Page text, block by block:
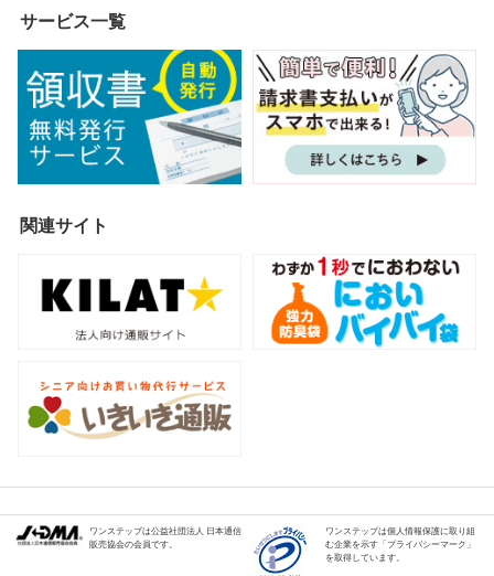
サービス一覧
関連サイト
ワンステップは公益社団法人 日本通信
販売協会の会員です。
ワンステップは個人情報保護に取り組
む企業を示す「プライバシーマーク」
を取得しています。